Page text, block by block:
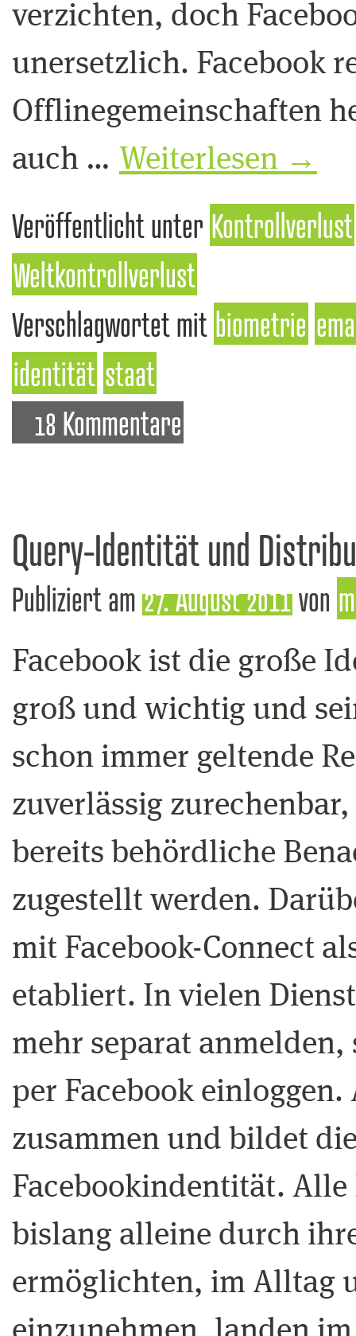
verzichten, doch
unersetzlich. Facebook
Offlinegemeinschaften
auch … Weiterlesen →
Veröffentlicht unter Kontrollverlust
Weltkontrollverlust
Verschlagwortet mit biometrie
identität staat
18 Kommentare
Query-Identität und
Publiziert am 27. August 2011von
Facebook ist die große
groß und wichtig und
schon immer geltende
zuverlässig
bereits behördliche
zugestellt werden.
mit Facebook-Connect
etabliert. In vielen
mehr separat
per Facebook
zusammen und bildet
Facebookindentität.
bislang alleine durch
ermöglichten, im Alltag